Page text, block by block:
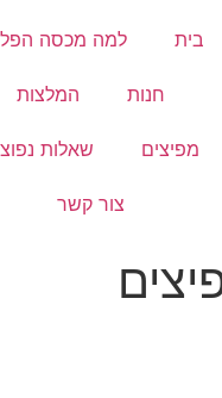
בית למה מכסה
חנות המלצות
מפיצים שאלות
צור קשר